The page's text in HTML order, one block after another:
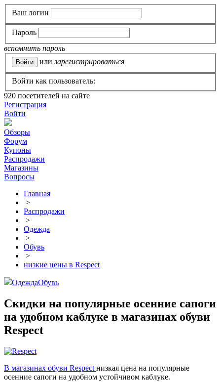
Ваш логин
Пароль
вспомнить пароль
или зарегистрироваться
Войти как пользователь:
920 посетителей на сайте
Регистрация
Войти
Обзоры
Форум
Купоны
Распродажи
Магазины
Вопросы
Главная
>
Распродажи
>
Одежда
>
Обувь
>
низкие цены в Respect
ОдеждаОбувь
Скидки на популярные осенние сапоги
на удобном каблуке в магазинах обуви
Respect
В магазинах обуви Respect низкая цена на популярные
осенние сапоги на удобном устойчивом каблуке.